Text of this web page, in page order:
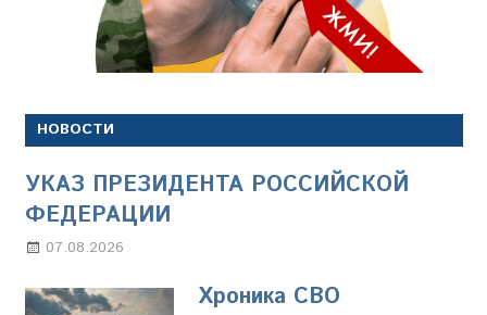
НОВОСТИ
УКАЗ ПРЕЗИДЕНТА РОССИЙСКОЙ
ФЕДЕРАЦИИ
07.08.2026
Хроника СВО